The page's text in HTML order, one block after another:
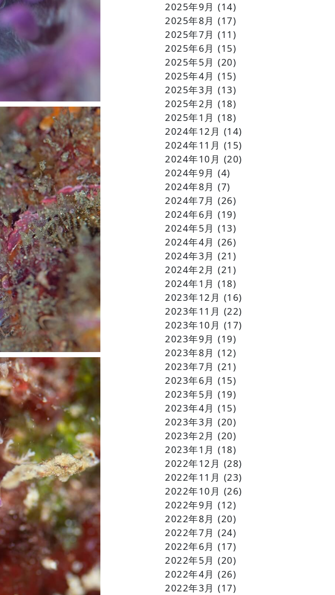
2025年9月 (14)
2025年8月 (17)
2025年7月 (11)
2025年6月 (15)
2025年5月 (20)
2025年4月 (15)
2025年3月 (13)
2025年2月 (18)
2025年1月 (18)
2024年12月 (14)
2024年11月 (15)
2024年10月 (20)
2024年9月 (4)
2024年8月 (7)
2024年7月 (26)
2024年6月 (19)
2024年5月 (13)
2024年4月 (26)
2024年3月 (21)
2024年2月 (21)
2024年1月 (18)
2023年12月 (16)
2023年11月 (22)
2023年10月 (17)
2023年9月 (19)
2023年8月 (12)
2023年7月 (21)
2023年6月 (15)
2023年5月 (19)
2023年4月 (15)
2023年3月 (20)
2023年2月 (20)
2023年1月 (18)
2022年12月 (28)
2022年11月 (23)
2022年10月 (26)
2022年9月 (12)
2022年8月 (20)
2022年7月 (24)
2022年6月 (17)
2022年5月 (20)
2022年4月 (26)
2022年3月 (17)